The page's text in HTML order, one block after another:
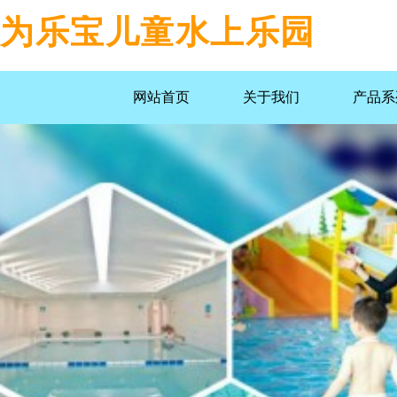
网站首页 关于我们 产品
为乐宝儿童水上乐园